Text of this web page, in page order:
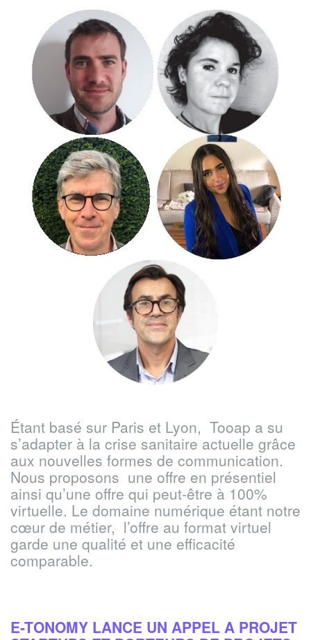
Étant basé sur Paris et Lyon, Tooap a su
s’adapter à la crise sanitaire actuelle grâce
aux nouvelles formes de communication.
Nous proposons une offre en présentiel
ainsi qu’une offre qui peut-être à 100%
virtuelle. Le domaine numérique étant notre
cœur de métier, l’offre au format virtuel
garde une qualité et une efficacité
comparable.
E-TONOMY LANCE UN APPEL A PROJET